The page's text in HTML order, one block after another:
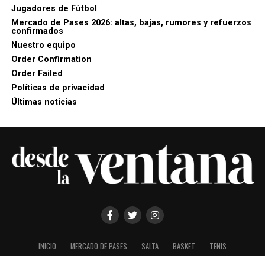
Jugadores de Fútbol
Mercado de Pases 2026: altas, bajas, rumores y refuerzos
confirmados
Nuestro equipo
Order Confirmation
Order Failed
Políticas de privacidad
Últimas noticias
INICIO MERCADO DE PASES SALTA BASKET TENIS